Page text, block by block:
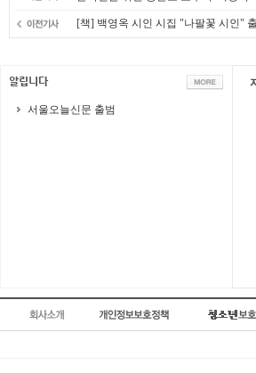
[책] 백영옥 시인 시집 "나팔꽃 시인"
서울오늘신문 출범